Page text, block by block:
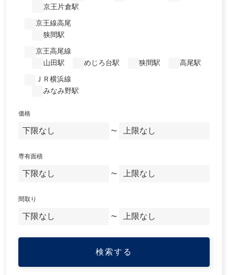
京王片倉駅
京王線高尾
狭間駅
京王高尾線
山田駅
めじろ台駅 狭間駅 高尾駅
ＪＲ横浜線
みなみ野駅
価格
〜
専有面積
〜
間取り
〜